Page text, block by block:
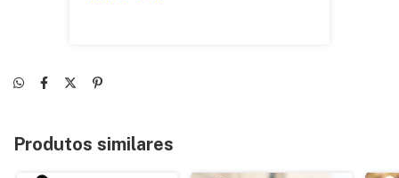
Produtos similares